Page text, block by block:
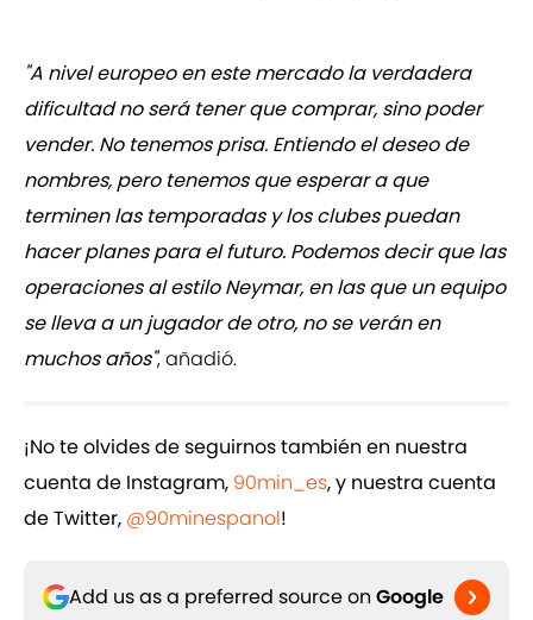
"A nivel europeo en este mercado la verdadera
dificultad no será tener que comprar, sino poder
vender. No tenemos prisa. Entiendo el deseo de
nombres, pero tenemos que esperar a que
terminen las temporadas y los clubes puedan
hacer planes para el futuro. Podemos decir que las
operaciones al estilo Neymar, en las que un equipo
se lleva a un jugador de otro, no se verán en
muchos años", añadió.
¡No te olvides de seguirnos también en nuestra
cuenta de Instagram, 90min_es, y nuestra cuenta
de Twitter, @90minespanol!
Add us as a preferred source on Google